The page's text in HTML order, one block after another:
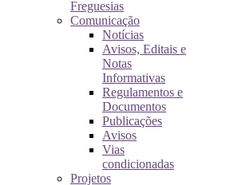
Freguesias
Comunicação
Notícias
Avisos, Editais e
Notas
Informativas
Regulamentos e
Documentos
Publicações
Avisos
Vias
condicionadas
Projetos